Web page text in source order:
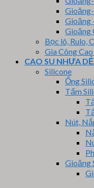
Gioăng
Gioăng
Bọc lô, Rulo,
Gia Công Cao
CAO SU NHỰA
Silicone
Ống
Tấm
Nút,
Gioăng